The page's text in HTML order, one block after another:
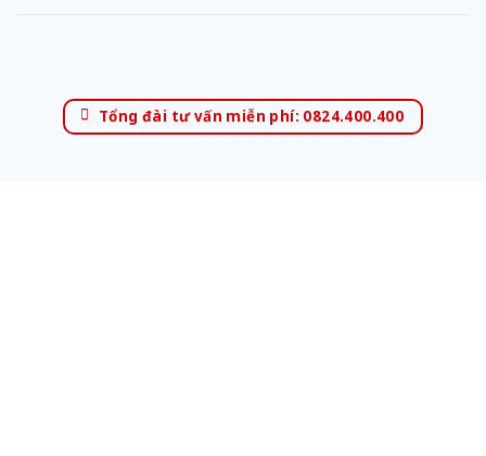
Tổng đài tư vấn miễn phí: 0824.400.400